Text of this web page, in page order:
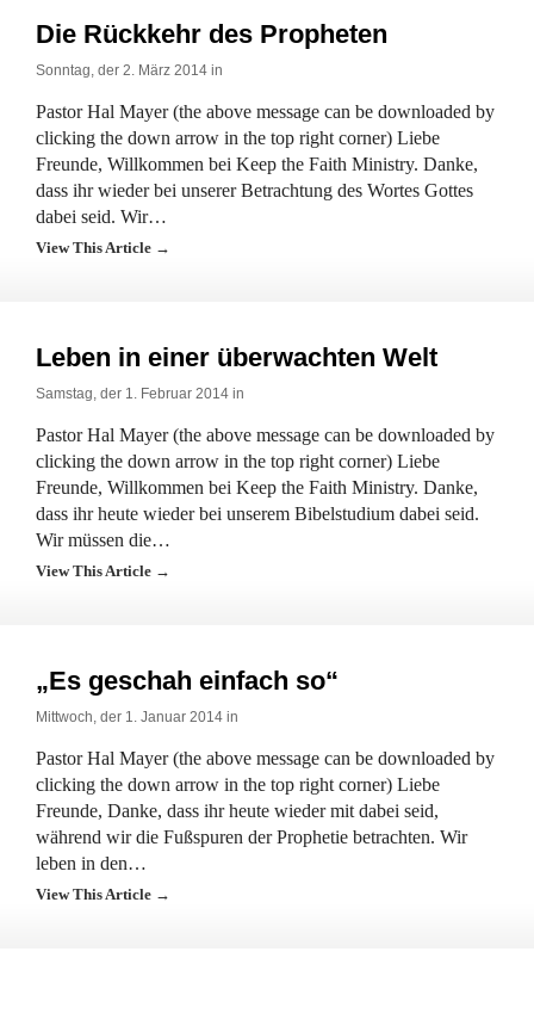
Die Rückkehr des Propheten
Sonntag, der 2. März 2014 in
Pastor Hal Mayer (the above message can be downloaded by
clicking the down arrow in the top right corner) Liebe
Freunde, Willkommen bei Keep the Faith Ministry. Danke,
dass ihr wieder bei unserer Betrachtung des Wortes Gottes
dabei seid. Wir…
View This Article →
Leben in einer überwachten Welt
Samstag, der 1. Februar 2014 in
Pastor Hal Mayer (the above message can be downloaded by
clicking the down arrow in the top right corner) Liebe
Freunde, Willkommen bei Keep the Faith Ministry. Danke,
dass ihr heute wieder bei unserem Bibelstudium dabei seid.
Wir müssen die…
View This Article →
„Es geschah einfach so“
Mittwoch, der 1. Januar 2014 in
Pastor Hal Mayer (the above message can be downloaded by
clicking the down arrow in the top right corner) Liebe
Freunde, Danke, dass ihr heute wieder mit dabei seid,
während wir die Fußspuren der Prophetie betrachten. Wir
leben in den…
View This Article →